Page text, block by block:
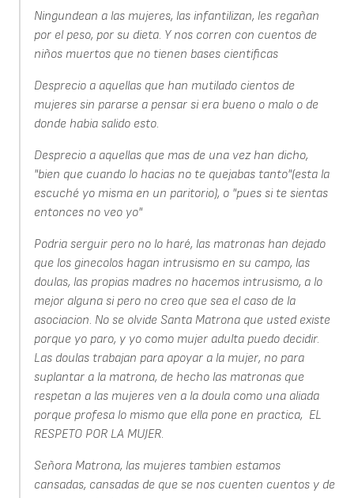
Ningundean a las mujeres, las infantilizan, les regañan
por el peso, por su dieta. Y nos corren con cuentos de
niños muertos que no tienen bases cientificas
Desprecio a aquellas que han mutilado cientos de
mujeres sin pararse a pensar si era bueno o malo o de
donde habia salido esto.
Desprecio a aquellas que mas de una vez han dicho,
"bien que cuando lo hacias no te quejabas tanto"(esta la
escuché yo misma en un paritorio), o "pues si te sientas
entonces no veo yo"
Podria serguir pero no lo haré, las matronas han dejado
que los ginecolos hagan intrusismo en su campo, las
doulas, las propias madres no hacemos intrusismo, a lo
mejor alguna si pero no creo que sea el caso de la
asociacion. No se olvide Santa Matrona que usted existe
porque yo paro, y yo como mujer adulta puedo decidir.
Las doulas trabajan para apoyar a la mujer, no para
suplantar a la matrona, de hecho las matronas que
respetan a las mujeres ven a la doula como una aliada
porque profesa lo mismo que ella pone en practica, EL
RESPETO POR LA MUJER.
Señora Matrona, las mujeres tambien estamos
cansadas, cansadas de que se nos cuenten cuentos y de